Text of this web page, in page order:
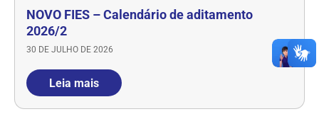
NOVO FIES – Calendário de aditamento
2026/2
30 DE JULHO DE 2026
Leia mais